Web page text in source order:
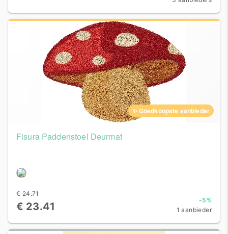
✨ Goedkoopste aanbieder
Fisura Paddenstoel Deurmat
€ 24.71
€ 23.41
-5%
1 aanbieder